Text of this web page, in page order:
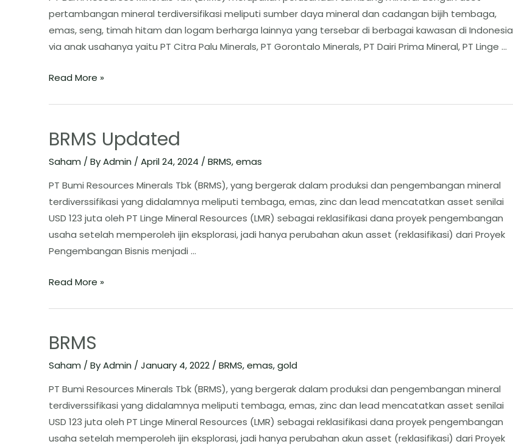
pertambangan mineral terdiversifikasi meliputi sumber daya mineral dan cadangan bijih tembaga,
emas, seng, timah hitam dan logam berharga lainnya yang tersebar di berbagai kawasan di Indonesia
via anak usahanya yaitu PT Citra Palu Minerals, PT Gorontalo Minerals, PT Dairi Prima Mineral, PT Linge …
Read More »
BRMS Updated
Saham / ByAdmin /April 24, 2024 /BRMS,emas
PT Bumi Resources Minerals Tbk (BRMS), yang bergerak dalam produksi dan pengembangan mineral
terdiverssifikasi yang didalamnya meliputi tembaga, emas, zinc dan lead mencatatkan asset senilai
USD 123 juta oleh PT Linge Mineral Resources (LMR) sebagai reklasifikasi dana proyek pengembangan
usaha setelah memperoleh ijin eksplorasi, jadi hanya perubahan akun asset (reklasifikasi) dari Proyek
Pengembangan Bisnis menjadi …
Read More »
BRMS
Saham / ByAdmin / January 4, 2022 / BRMS,emas,gold
PT Bumi Resources Minerals Tbk (BRMS), yang bergerak dalam produksi dan pengembangan mineral
terdiverssifikasi yang didalamnya meliputi tembaga, emas, zinc dan lead mencatatkan asset senilai
USD 123 juta oleh PT Linge Mineral Resources (LMR) sebagai reklasifikasi dana proyek pengembangan
usaha setelah memperoleh ijin eksplorasi, jadi hanya perubahan akun asset (reklasifikasi) dari Proyek